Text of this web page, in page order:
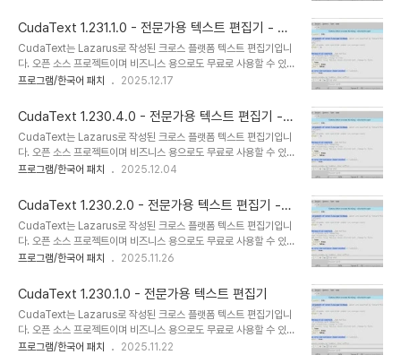
서, 외부 도구와 같은 Python 추가 기능으로 확장 할 수 있습니다. 구
문 파서는 EControl 엔진을 기반으로 기능이 풍부합니다 (일부 경쟁
사만큼 빠르지는 않지만).특징많은 언어 (250개 이상의 렉서)에 대한
구문 강조.코드 트리: 렉서가 허용하는 경우 함수/클래스 등의 구조.코
드 접기.다중 캐럿 및 다중 선택.정규식으로 찾기/바꾸기.JSON 형식
CudaText 1.231.1.0 - 전문가용 텍스트 편집기 - 한
국어 지원
CudaText는 Lazarus로 작성된 크로스 플랫폼 텍스트 편집기입니
다. 오픈 소스 프로젝트이며 비즈니스 용으로도 무료로 사용할 수 있습
니다. 매우 빠르게 시작됩니다. Linux on CPU Intel Core i3 3Hz
서, 외부 도구와 같은 Python 추가 기능으로 확장 할 수 있습니다. 구
문 파서는 EControl 엔진을 기반으로 기능이 풍부합니다 (일부 경쟁
사만큼 빠르지는 않지만).특징많은 언어 (250개 이상의 렉서)에 대한
구문 강조.코드 트리: 렉서가 허용하는 경우 함수/클래스 등의 구조.코
드 접기.다중 캐럿 및 다중 선택.정규식으로 찾기/바꾸기.JSON 형식
프로그램/한국어 패치 2025.12.17
CudaText 1.230.4.0 - 전문가용 텍스트 편집기 -
한국어 지원
CudaText는 Lazarus로 작성된 크로스 플랫폼 텍스트 편집기입니
다. 오픈 소스 프로젝트이며 비즈니스 용으로도 무료로 사용할 수 있습
니다. 매우 빠르게 시작됩니다. Linux on CPU Intel Core i3 3Hz
서, 외부 도구와 같은 Python 추가 기능으로 확장 할 수 있습니다. 구
문 파서는 EControl 엔진을 기반으로 기능이 풍부합니다 (일부 경쟁
사만큼 빠르지는 않지만).특징많은 언어 (250개 이상의 렉서)에 대한
구문 강조.코드 트리: 렉서가 허용하는 경우 함수/클래스 등의 구조.코
드 접기.다중 캐럿 및 다중 선택.정규식으로 찾기/바꾸기.JSON 형식
프로그램/한국어 패치 2025.12.04
CudaText 1.230.2.0 - 전문가용 텍스트 편집기 -
한국어 지원
CudaText는 Lazarus로 작성된 크로스 플랫폼 텍스트 편집기입니
다. 오픈 소스 프로젝트이며 비즈니스 용으로도 무료로 사용할 수 있습
니다. 매우 빠르게 시작됩니다. Linux on CPU Intel Core i3 3Hz
서, 외부 도구와 같은 Python 추가 기능으로 확장 할 수 있습니다. 구
문 파서는 EControl 엔진을 기반으로 기능이 풍부합니다 (일부 경쟁
사만큼 빠르지는 않지만).특징많은 언어 (250개 이상의 렉서)에 대한
구문 강조.코드 트리: 렉서가 허용하는 경우 함수/클래스 등의 구조.코
드 접기.다중 캐럿 및 다중 선택.정규식으로 찾기/바꾸기.JSON 형식
프로그램/한국어 패치 2025.11.26
CudaText 1.230.1.0 - 전문가용 텍스트 편집기
CudaText는 Lazarus로 작성된 크로스 플랫폼 텍스트 편집기입니
다. 오픈 소스 프로젝트이며 비즈니스 용으로도 무료로 사용할 수 있습
니다. 매우 빠르게 시작됩니다. Linux on CPU Intel Core i3 3Hz
프로그램/한국어 패치 2025.11.22